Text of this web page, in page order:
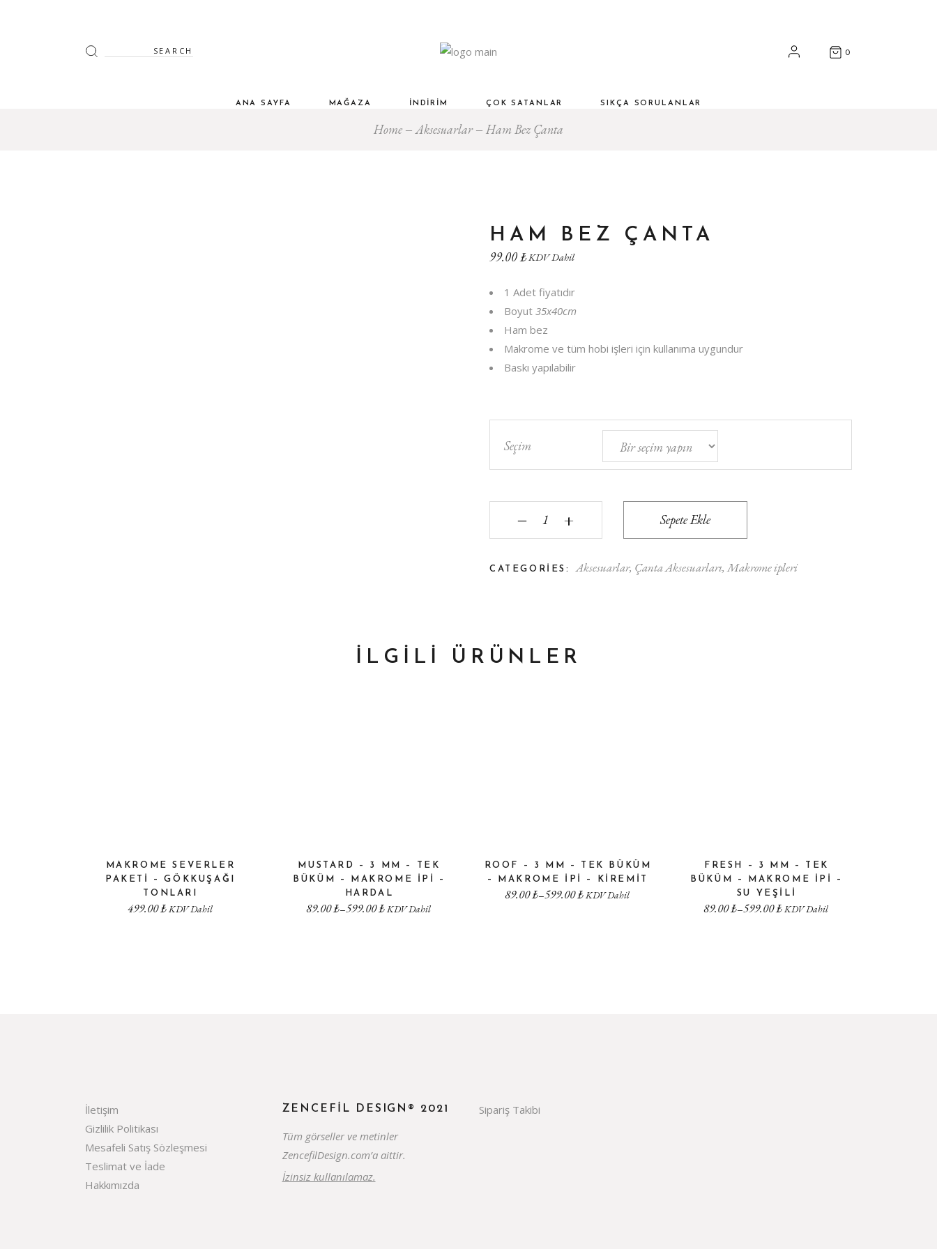
Search
for: 0
ANA SAYFA MAĞAZA İNDIRIM ÇOK SATANLAR SIKÇA SORULANLAR
Home Aksesuarlar Ham Bez Çanta
HAM BEZ ÇANTA
99.00₺KDV Dahil
1 Adet fiyatıdır
Boyut 35x40cm
Ham bez
Makrome ve tüm hobi işleri için kullanıma uygundur
Baskı yapılabilir
Seçim
Ham Bez Çanta quantity
‒ + Sepete Ekle
CATEGORIES: Aksesuarlar, Çanta Aksesuarları,Makrome ipleri
İLGILI ÜRÜNLER
MAKROME SEVERLER
PAKETI – GÖKKUŞAĞI
TONLARI
499.00₺KDV Dahil
MUSTARD – 3 MM – TEK
BÜKÜM – MAKROME IPI –
HARDAL
89.00₺–599.00₺ KDV Dahil
ROOF – 3 MM – TEK BÜKÜM
– MAKROME IPI – KIREMIT
89.00₺–599.00₺ KDV Dahil
FRESH – 3 MM – TEK
BÜKÜM – MAKROME IPI –
SU YEŞILI
89.00₺–599.00₺ KDV Dahil
İletişim
Gizlilik Politikası
Mesafeli Satış Sözleşmesi
Teslimat ve İade
Hakkımızda
ZENCEFIL DESIGN® 2021
Tüm görseller ve metinler
ZencefilDesign.com’a aittir.
İzinsiz kullanılamaz.
Sipariş Takibi